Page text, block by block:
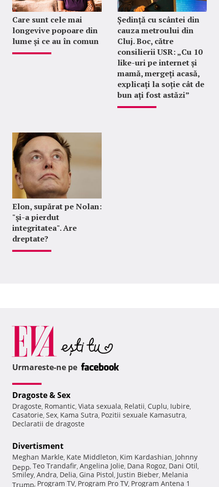
Care sunt cele mai
longevive popoare din
lume și ce au în comun
Ședință cu scântei din
cauza metroului din
Cluj. Boc, către
consilierii USR: „Cu 10
like-uri pe internet și
mamă, mergeți acasă,
explicați la soție cât de
bun ați fost astăzi”
Elon, supărat pe Nolan:
"şi-a pierdut
integritatea". Are
dreptate?
Urmareste-ne pe
Dragoste & Sex
Dragoste, Romantic, Viata sexuala, Relatii, Cuplu, Iubire,
Casatorie, Sex, Kama Sutra, Pozitii sexuale Kamasutra,
Declaratii de dragoste
Divertisment
Meghan Markle, Kate Middleton, Kim Kardashian, Johnny
Depp, Teo Trandafir, Angelina Jolie, Dana Rogoz, Dani Otil,
Smiley, Andra, Delia, Gina Pistol, Justin Bieber, Melania
Trump, Program TV, Program Pro TV, Program Antena 1